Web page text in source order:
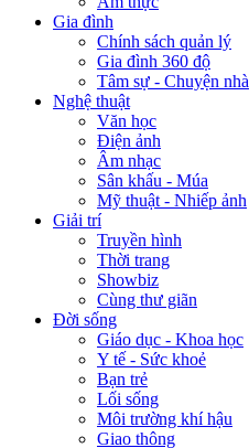
Gia đình
Chính sách quản lý
Gia đình 360 độ
Tâm sự - Chuyện nhà
Nghệ thuật
Văn học
Điện ảnh
Âm nhạc
Sân khấu - Múa
Mỹ thuật - Nhiếp ảnh
Giải trí
Truyền hình
Thời trang
Showbiz
Cùng thư giãn
Đời sống
Giáo dục - Khoa học
Y tế - Sức khoẻ
Bạn trẻ
Lối sống
Môi trường khí hậu
Giao thông